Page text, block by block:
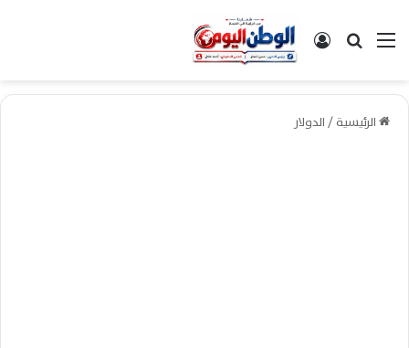
القائمةبحث عن تسجيل الدخول
الرئيسية/الدولار